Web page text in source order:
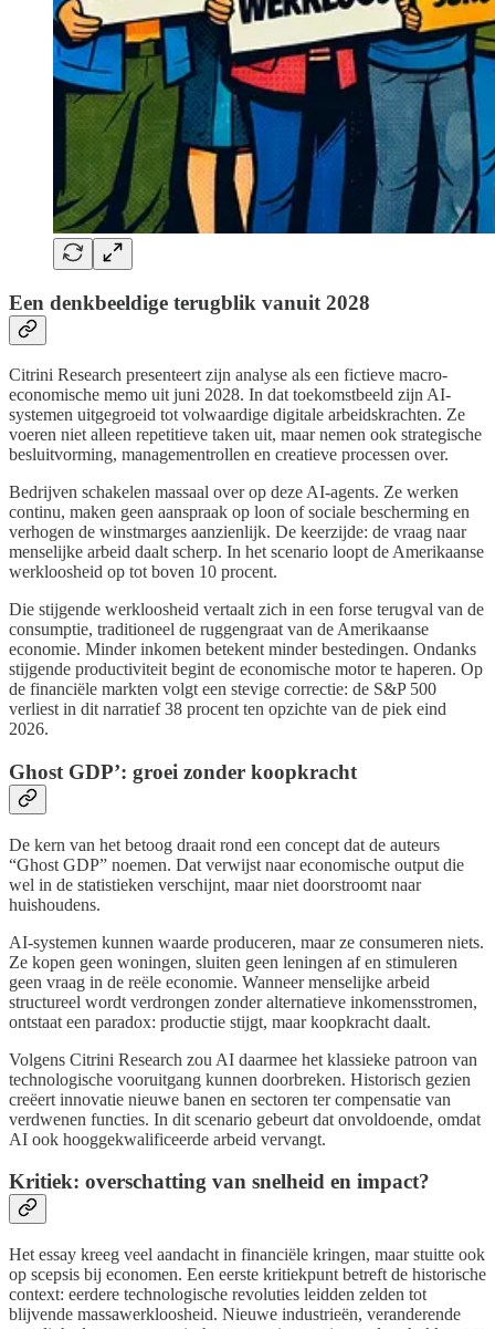
Een denkbeeldige terugblik vanuit 2028
Citrini Research presenteert zijn analyse als een fictieve macro-
economische memo uit juni 2028. In dat toekomstbeeld zijn AI-
systemen uitgegroeid tot volwaardige digitale arbeidskrachten. Ze
voeren niet alleen repetitieve taken uit, maar nemen ook strategische
besluitvorming, managementrollen en creatieve processen over.
Bedrijven schakelen massaal over op deze AI-agents. Ze werken
continu, maken geen aanspraak op loon of sociale bescherming en
verhogen de winstmarges aanzienlijk. De keerzijde: de vraag naar
menselijke arbeid daalt scherp. In het scenario loopt de Amerikaanse
werkloosheid op tot boven 10 procent.
Die stijgende werkloosheid vertaalt zich in een forse terugval van de
consumptie, traditioneel de ruggengraat van de Amerikaanse
economie. Minder inkomen betekent minder bestedingen. Ondanks
stijgende productiviteit begint de economische motor te haperen. Op
de financiële markten volgt een stevige correctie: de S&P 500
verliest in dit narratief 38 procent ten opzichte van de piek eind
2026.
Ghost GDP’: groei zonder koopkracht
De kern van het betoog draait rond een concept dat de auteurs
“Ghost GDP” noemen. Dat verwijst naar economische output die
wel in de statistieken verschijnt, maar niet doorstroomt naar
huishoudens.
AI-systemen kunnen waarde produceren, maar ze consumeren niets.
Ze kopen geen woningen, sluiten geen leningen af en stimuleren
geen vraag in de reële economie. Wanneer menselijke arbeid
structureel wordt verdrongen zonder alternatieve inkomensstromen,
ontstaat een paradox: productie stijgt, maar koopkracht daalt.
Volgens Citrini Research zou AI daarmee het klassieke patroon van
technologische vooruitgang kunnen doorbreken. Historisch gezien
creëert innovatie nieuwe banen en sectoren ter compensatie van
verdwenen functies. In dit scenario gebeurt dat onvoldoende, omdat
AI ook hooggekwalificeerde arbeid vervangt.
Kritiek: overschatting van snelheid en impact?
Het essay kreeg veel aandacht in financiële kringen, maar stuitte ook
op scepsis bij economen. Een eerste kritiekpunt betreft de historische
context: eerdere technologische revoluties leidden zelden tot
blijvende massawerkloosheid. Nieuwe industrieën, veranderende